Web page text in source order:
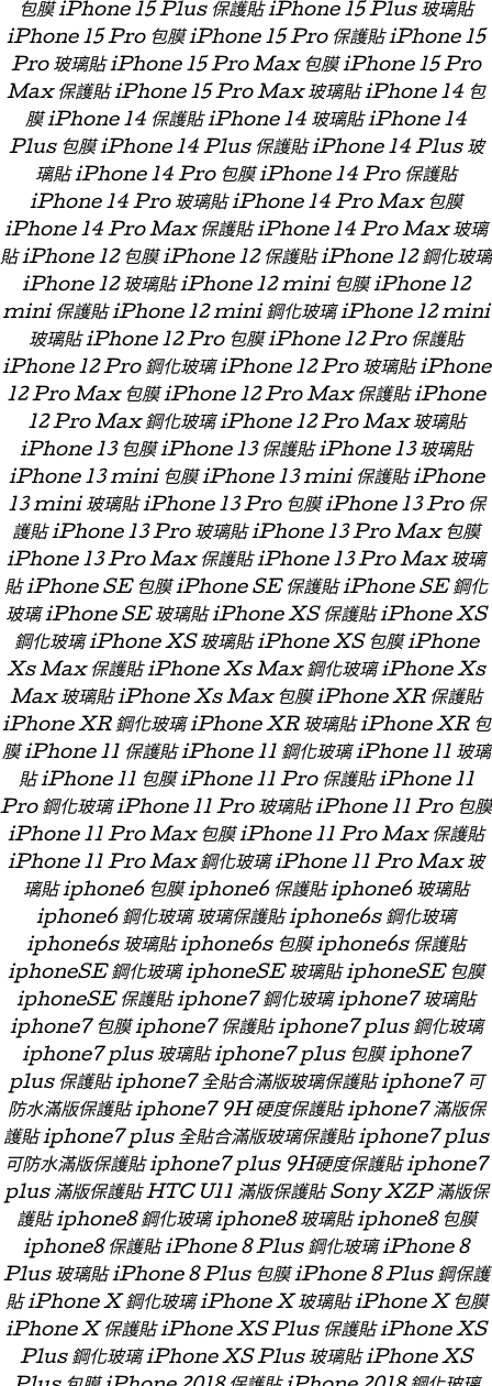
包膜 iPhone 15 Plus 保護貼 iPhone 15 Plus 玻璃貼
iPhone 15 Pro 包膜 iPhone 15 Pro 保護貼 iPhone 15
Pro 玻璃貼 iPhone 15 Pro Max 包膜 iPhone 15 Pro
Max 保護貼 iPhone 15 Pro Max 玻璃貼 iPhone 14 包
膜 iPhone 14 保護貼 iPhone 14 玻璃貼 iPhone 14
Plus 包膜 iPhone 14 Plus 保護貼 iPhone 14 Plus 玻
璃貼 iPhone 14 Pro 包膜 iPhone 14 Pro 保護貼
iPhone 14 Pro 玻璃貼 iPhone 14 Pro Max 包膜
iPhone 14 Pro Max 保護貼 iPhone 14 Pro Max 玻璃
貼 iPhone 12 包膜 iPhone 12 保護貼 iPhone 12 鋼化玻璃
iPhone 12 玻璃貼 iPhone 12 mini 包膜 iPhone 12
mini 保護貼 iPhone 12 mini 鋼化玻璃 iPhone 12 mini
玻璃貼 iPhone 12 Pro 包膜 iPhone 12 Pro 保護貼
iPhone 12 Pro 鋼化玻璃 iPhone 12 Pro 玻璃貼 iPhone
12 Pro Max 包膜 iPhone 12 Pro Max 保護貼 iPhone
12 Pro Max 鋼化玻璃 iPhone 12 Pro Max 玻璃貼
iPhone 13 包膜 iPhone 13 保護貼 iPhone 13 玻璃貼
iPhone 13 mini 包膜 iPhone 13 mini 保護貼 iPhone
13 mini 玻璃貼 iPhone 13 Pro 包膜 iPhone 13 Pro 保
護貼 iPhone 13 Pro 玻璃貼 iPhone 13 Pro Max 包膜
iPhone 13 Pro Max 保護貼 iPhone 13 Pro Max 玻璃
貼 iPhone SE 包膜 iPhone SE 保護貼 iPhone SE 鋼化
玻璃 iPhone SE 玻璃貼 iPhone XS 保護貼 iPhone XS
鋼化玻璃 iPhone XS 玻璃貼 iPhone XS 包膜 iPhone
Xs Max 保護貼 iPhone Xs Max 鋼化玻璃 iPhone Xs
Max 玻璃貼 iPhone Xs Max 包膜 iPhone XR 保護貼
iPhone XR 鋼化玻璃 iPhone XR 玻璃貼 iPhone XR 包
膜 iPhone 11 保護貼 iPhone 11 鋼化玻璃 iPhone 11 玻璃
貼 iPhone 11 包膜 iPhone 11 Pro 保護貼 iPhone 11
Pro 鋼化玻璃 iPhone 11 Pro 玻璃貼 iPhone 11 Pro 包膜
iPhone 11 Pro Max 包膜 iPhone 11 Pro Max 保護貼
iPhone 11 Pro Max 鋼化玻璃 iPhone 11 Pro Max 玻
璃貼 iphone6 包膜 iphone6 保護貼 iphone6 玻璃貼
iphone6 鋼化玻璃 玻璃保護貼 iphone6s 鋼化玻璃
iphone6s 玻璃貼 iphone6s 包膜 iphone6s 保護貼
iphoneSE 鋼化玻璃 iphoneSE 玻璃貼 iphoneSE 包膜
iphoneSE 保護貼 iphone7 鋼化玻璃 iphone7 玻璃貼
iphone7 包膜 iphone7 保護貼 iphone7 plus 鋼化玻璃
iphone7 plus 玻璃貼 iphone7 plus 包膜 iphone7
plus 保護貼 iphone7 全貼合滿版玻璃保護貼 iphone7 可
防水滿版保護貼 iphone7 9H 硬度保護貼 iphone7 滿版保
護貼 iphone7 plus 全貼合滿版玻璃保護貼 iphone7 plus
可防水滿版保護貼 iphone7 plus 9H硬度保護貼 iphone7
plus 滿版保護貼 HTC U11 滿版保護貼 Sony XZP 滿版保
護貼 iphone8 鋼化玻璃 iphone8 玻璃貼 iphone8 包膜
iphone8 保護貼 iPhone 8 Plus 鋼化玻璃 iPhone 8
Plus 玻璃貼 iPhone 8 Plus 包膜 iPhone 8 Plus 鋼保護
貼 iPhone X 鋼化玻璃 iPhone X 玻璃貼 iPhone X 包膜
iPhone X 保護貼 iPhone XS Plus 保護貼 iPhone XS
Plus 鋼化玻璃 iPhone XS Plus 玻璃貼 iPhone XS